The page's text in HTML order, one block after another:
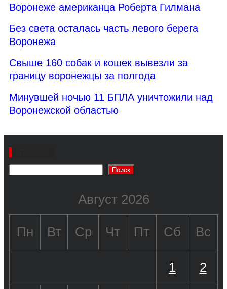
Воронеже американца Роберта Гилмана
Без света осталась часть левого берега
Воронежа
Свыше 160 собак и кошек вывезли за
границу воронежцы за полгода
Минувшей ночью 11 БПЛА уничтожили над
Воронежской областью
Поиск
Август 2026
Пн Вт Ср Чт Пт Сб Вс
1 2